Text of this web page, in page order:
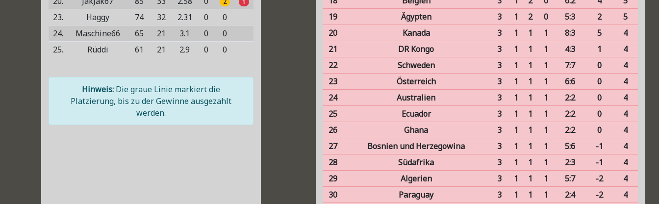
2 1
23. Haggy 74 32 2.31 0
0
24.
Maschine66 65 21 3.1 0
0
25.
Rüddi 61 21 2.9 0 0
Hinweis: Die graue Linie markiert die
Platzierung, bis zu der Gewinne ausgezahlt
werden.
19
Ägypten 3 1 2 0 5:3 2
5
20
Kanada 3 1 1 1 8:3 5
4
21
DR Kongo 3 1 1 1 4:3 1
4
22
Schweden 3 1 1 1 7:7 0
4
23
Österreich 3 1 1 1 6:6 0
4
24
Australien 3 1 1 1 2:2 0
4
25
Ecuador 3 1 1 1 2:2 0
4
26
Ghana 3 1 1 1 2:2 0
4
27
Bosnien und Herzegowina 3 1 1 1 5:6 -1
4
28
Südafrika 3 1 1 1 2:3 -1
4
29
Algerien 3 1 1 1 5:7 -2
4
30
Paraguay 3 1 1 1 2:4 -2
4